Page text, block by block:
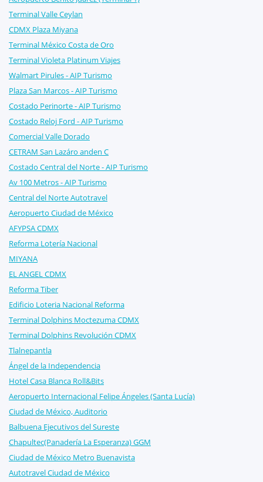
Terminal Valle Ceylan
CDMX Plaza Miyana
Terminal México Costa de Oro
Terminal Violeta Platinum Viajes
Walmart Pirules - AIP Turismo
Plaza San Marcos - AIP Turismo
Costado Perinorte - AIP Turismo
Costado Reloj Ford - AIP Turismo
Comercial Valle Dorado
CETRAM San Lazáro anden C
Costado Central del Norte - AIP Turismo
Av 100 Metros - AIP Turismo
Central del Norte Autotravel
Aeropuerto Ciudad de México
AFYPSA CDMX
Reforma Lotería Nacional
MIYANA
EL ANGEL CDMX
Reforma Tiber
Edificio Loteria Nacional Reforma
Terminal Dolphins Moctezuma CDMX
Terminal Dolphins Revolución CDMX
Tlalnepantla
Ángel de la Independencia
Hotel Casa Blanca Roll&Bits
Aeropuerto Internacional Felipe Ángeles (Santa Lucía)
Ciudad de México, Auditorio
Balbuena Ejecutivos del Sureste
Chapultec(Panadería La Esperanza) GGM
Ciudad de México Metro Buenavista
Autotravel Ciudad de México